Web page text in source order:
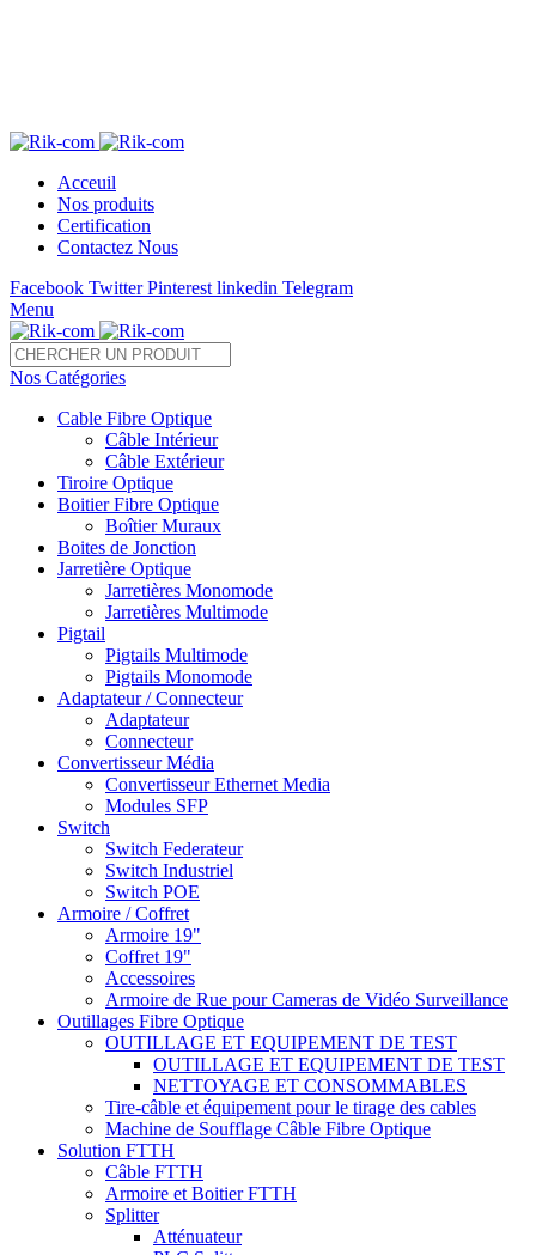
Acceuil
Nos produits
Certification
Contactez Nous
Facebook Twitter Pinterest linkedin Telegram
Menu
Nos Catégories
Cable Fibre Optique
Câble Intérieur
Câble Extérieur
Tiroire Optique
Boitier Fibre Optique
Boîtier Muraux
Boites de Jonction
Jarretière Optique
Jarretières Monomode
Jarretières Multimode
Pigtail
Pigtails Multimode
Pigtails Monomode
Adaptateur / Connecteur
Adaptateur
Connecteur
Convertisseur Média
Convertisseur Ethernet Media
Modules SFP
Switch
Switch Federateur
Switch Industriel
Switch POE
Armoire / Coffret
Armoire 19"
Coffret 19"
Accessoires
Armoire de Rue pour Cameras de Vidéo Surveillance
Outillages Fibre Optique
OUTILLAGE ET EQUIPEMENT DE TEST
OUTILLAGE ET EQUIPEMENT DE TEST
NETTOYAGE ET CONSOMMABLES
Tire-câble et équipement pour le tirage des cables
Machine de Soufflage Câble Fibre Optique
Solution FTTH
Câble FTTH
Armoire et Boitier FTTH
Splitter
Atténuateur